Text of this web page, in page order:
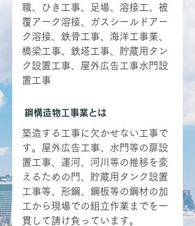
職、ひき工事、足場、溶接工、被
覆アーク溶接、ガスシールドアー
ク溶接、鉄骨工事、海洋工事業、
橋梁工事、鉄塔工事、貯蔵用タン
ク設置工事、屋外広告工事水門設
置工事
​鋼構造物工事業とは
築造する工事に欠かせない工事で
す。屋外広告工事、水門等の扉設
置工事、運河、河川等の推移を変
えるための門、貯蔵用タンク設置
工事等、形鋼、鋼板等の鋼材の加
工から現場での組立作業までを一
貫して請け負っています。